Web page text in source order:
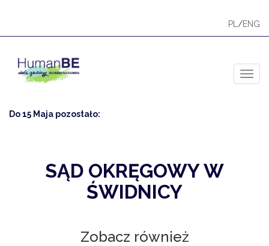
PL /ENG
Do 15 Maja pozostało:
SĄD OKRĘGOWY W
ŚWIDNICY
Zobacz również